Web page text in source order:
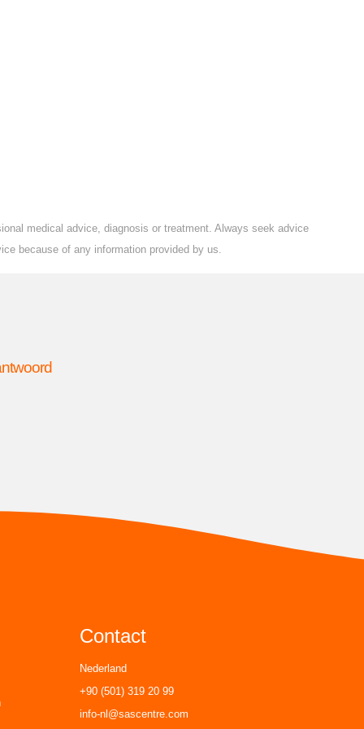
medical advice, diagnosis or treatment. Always seek advice
because of any information provided by us.
Contact
Nederland
+90 (501) 319 20 99
info-nl@sascentre.com